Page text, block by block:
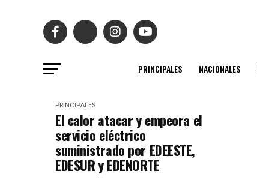
PRINCIPALES NACIONALES
PRINCIPALES
El calor atacar y empeora el
servicio eléctrico
suministrado por EDEESTE,
EDESUR y EDENORTE